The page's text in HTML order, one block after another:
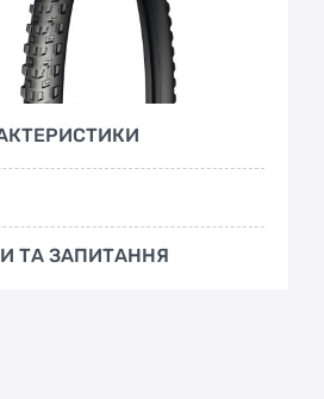
ТА ЗАПИТАННЯ